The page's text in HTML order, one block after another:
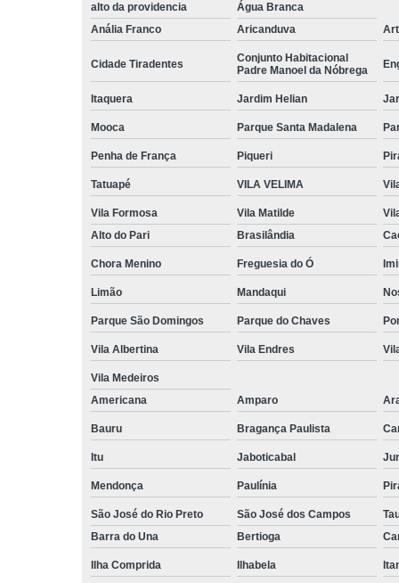
alto da providencia
Água Branca
Anália Franco
Aricanduva
Cidade Tiradentes
Conjunto Habitacional
Padre Manoel da Nóbrega
Itaquera Jardim Helian
Mooca Parque Santa Madalena
Penha de França Piqueri
Tatuapé VILA VELIMA
Vila Formosa Vila Matilde
Alto do Pari
Brasilândia
Chora Menino Freguesia do Ó
Limão Mandaqui
Parque São Domingos Parque do Chaves
Vila Albertina Vila Endres
Vila Medeiros
Americana
Amparo
Bauru Bragança Paulista
Itu Jaboticabal
Mendonça Paulínia
São José do Rio Preto São José dos Campos
Barra do Una
Bertioga
Ilha Comprida Ilhabela